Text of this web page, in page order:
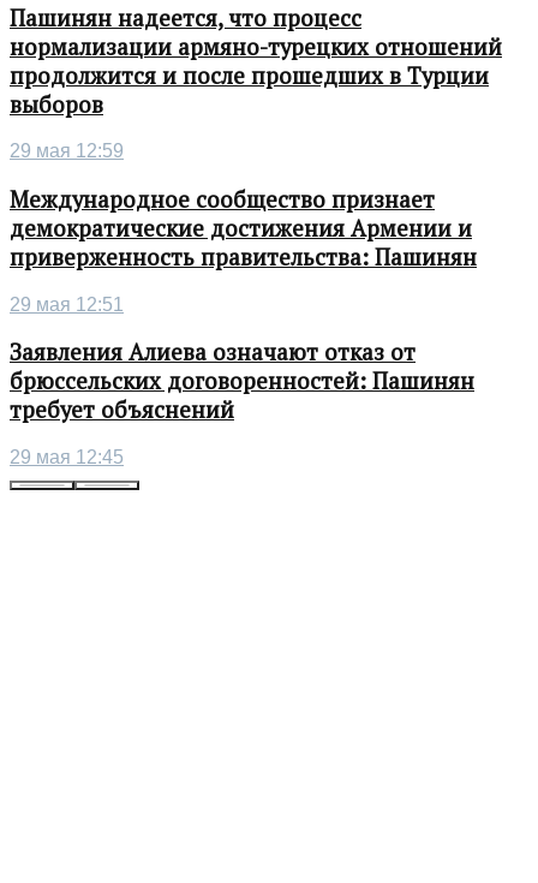
Пашинян надеется, что процесс
нормализации армяно-турецких отношений
продолжится и после прошедших в Турции
выборов
29 мая 12:59
Международное сообщество признает
демократические достижения Армении и
приверженность правительства: Пашинян
29 мая 12:51
Заявления Алиева означают отказ от
брюссельских договоренностей: Пашинян
требует объяснений
29 мая 12:45